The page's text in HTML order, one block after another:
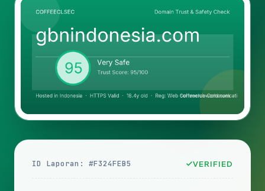
ID Laporan: #F324FEB5 VERIFIED